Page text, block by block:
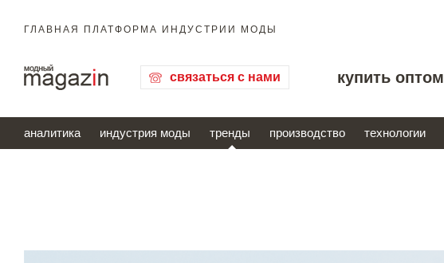
ГЛАВНАЯ ПЛАТФОРМА ИНДУСТРИИ МОДЫ
связаться с нами купить оптом
аналитика индустрия моды тренды производство технологии